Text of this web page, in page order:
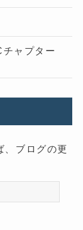
ャプター
、ブログの更